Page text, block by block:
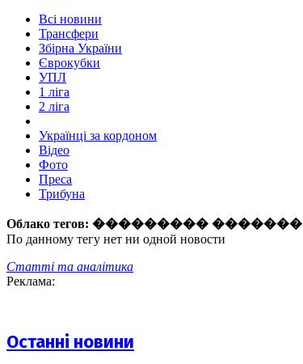
Всі новини
Трансфери
Збірна України
Єврокубки
УПЛ
1 ліга
2 ліга
Українці за кордоном
Відео
Фото
Преса
Трибуна
Облако тегов: ��������� �������
По данному тегу нет ни одной новости
Статті та аналітика
Реклама:
Останні новини